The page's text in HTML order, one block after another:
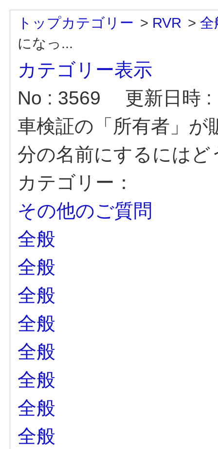
トップカテゴリー > RVR > 全
になっ...
カテゴリー表示
No : 3569
更新日時
車検証の「所有者」が
分の名前にするには
カテゴリー：
その他のご質問
全般
全般
全般
全般
全般
全般
全般
全般